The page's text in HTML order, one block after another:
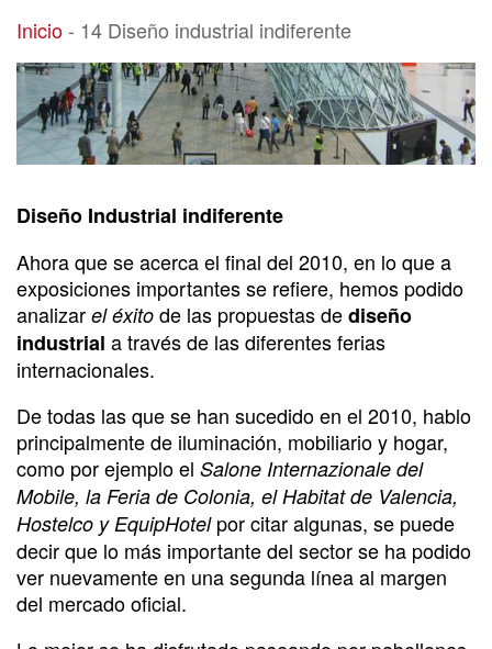
14 Diseño industrial indiferente
Inicio- 14 Diseño industrial indiferente
Diseño Industrial indiferente
Ahora que se acerca el final del 2010, en lo que a
exposiciones importantes se refiere, hemos podido
analizar el éxito de las propuestas dediseño
industrial a través de las diferentes ferias
internacionales.
De todas las que se han sucedido en el 2010, hablo
principalmente de iluminación, mobiliario y hogar,
como por ejemplo el Salone Internazionale del
Mobile, la Feria de Colonia, el Habitat de Valencia,
Hostelco y EquipHotelpor citar algunas, se puede
decir que lo más importante del sector se ha podido
ver nuevamente en una segunda línea al margen
del mercado oficial.